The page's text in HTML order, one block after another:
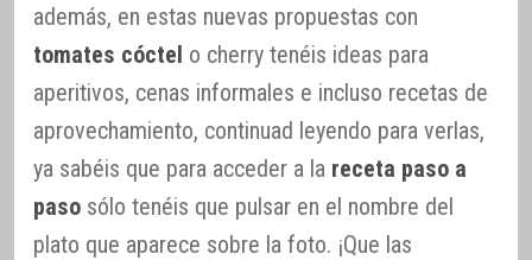
además, en estas nuevas propuestas con
tomates cóctel o cherry tenéis ideas para
aperitivos, cenas informales e incluso recetas de
aprovechamiento, continuad leyendo para verlas,
ya sabéis que para acceder a la receta paso a
paso sólo tenéis que pulsar en el nombre del
plato que aparece sobre la foto. ¡Que las